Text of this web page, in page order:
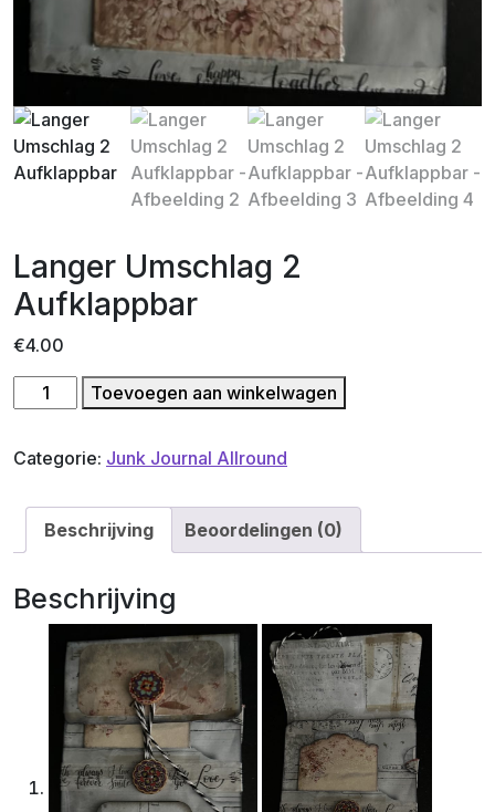
Langer Umschlag 2
Aufklappbar
€4.00
Langer
Umschlag
Aufklappbar
Toevoegen aan winkelwagen
Categorie: Junk Journal Allround
Beschrijving Beoordelingen (0)
Beschrijving